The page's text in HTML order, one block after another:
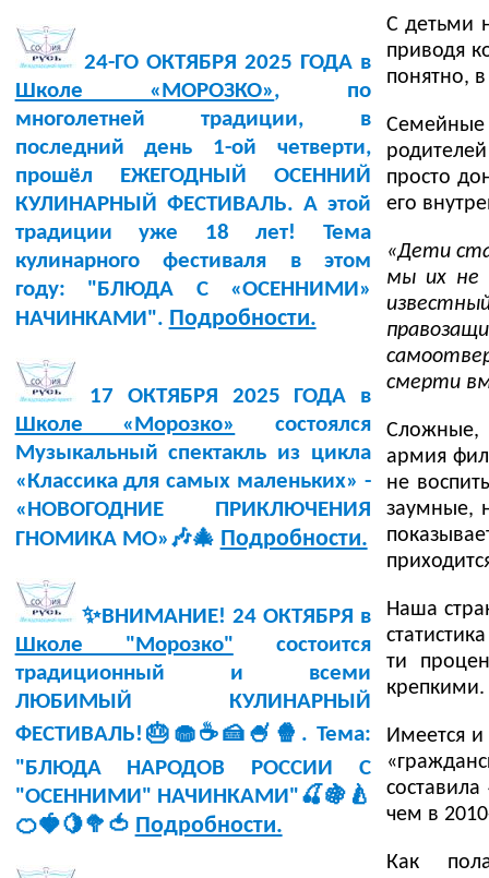
24-ГО ОКТЯБРЯ 2025 ГОДА в
Школе «МОРОЗКО», по
многолетней традиции, в
последний день 1-ой четверти,
прошёл ЕЖЕГОДНЫЙ ОСЕННИЙ
КУЛИНАРНЫЙ ФЕСТИВАЛЬ. А этой
традиции уже 18 лет! Тема
кулинарного фестиваля в этом
году: "БЛЮДА С «ОСЕННИМИ»
НАЧИНКАМИ". Подробности.
17 ОКТЯБРЯ 2025 ГОДА в
Школе «Морозко»
состоялся
Музыкальный спектакль из цикла
«Классика для самых маленьких» -
«НОВОГОДНИЕ ПРИКЛЮЧЕНИЯ
ГНОМИКА МО»🎶🎄 Подробности.
✨ВНИМАНИЕ! 24 ОКТЯБРЯ в
Школе "Морозко" состоится
традиционный и всеми
ЛЮБИМЫЙ КУЛИНАРНЫЙ
ФЕСТИВАЛЬ!🎂🧁☕🍰🍧🍿. Тема:
"БЛЮДА НАРОДОВ РОССИИ С
"ОСЕННИМИ" НАЧИНКАМИ"🍒🍇🍐
🍊🍓🍋🥦🍅 Подробности.
С детьми
приводя
понятно,
Семейные
просто
его
«Дети
мы их не
смерти
Сложные,
армия
не
заумные,
Наша
ти
крепкими.
Имеется
чем в
Как